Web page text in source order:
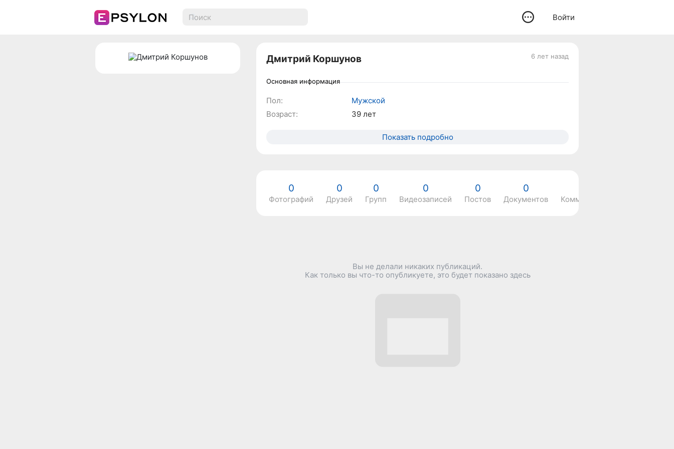
Войти
6 лет назад
Дмитрий Коршунов
Основная информация
Пол:
Мужской
Возраст:
39 лет
Показать подробно
0
Фотографий
0
Друзей
0
Групп
0
Видеозаписей
0
Постов
0
Документов Комментариев
Вы не делали никаких публикаций.
Как только вы что-то опубликуете, это будет показано здесь